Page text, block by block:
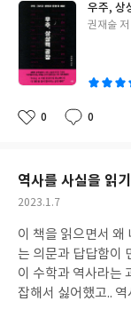
사는 거의 비슷한 순
있다. 아무리 크고 인구가 많아도 흥하는 나라도 결국에는 부패와 외
척과의 전쟁으로 망하
1명의 왕들의 이야
것을 볼수 있었다. 사람들의 욕심은 끝이 없고.. 사람들의 마음이 비
슷해서 그런지.. 결국은 잘되는 모습으로 나라가 발전하기 보다는 자
신들의 욕심을 채우기
느끼게 되었다. 반복되는 문제와 잘못을 인지하고 문제를 고쳐 나간
다면 역사는 올바른
지는 않으므로 역사
하는 것이 역사 임을 이 책
본.. 동양과 서양 나
을 때마다 느끼는 것은 비슷한 역사를 반복한
인지 한다면 아마도
들이 거의 다 우주
다.. 하지만 이 책은 전혀 달랐다.. 우주이야기에 대하여 제학적으로
내용으로 쓰여지거
으로 쓰여진 것이 아니라 우리가 우주에 대한 내용를 알기전에 알아
야 할 기본적인 내
던 기본적인 상식적인 이야기까지 다 들어있었다.. 이책의 챕터는 크
어서 순서적으로 읽어보 되고.. 저자의 말처
골라 읽어보 될정도로 내
야기의 시작부터 읽
이 책은 우리가 궁금
용부터 우주와 우주에서
지 순서적이면서 구체적으로
며 어떤 존재로 이루
우주, 상
글
권재술 저
좋
0
댓
0
작
역사를 사실을 읽
작
일
2023.1.7
이 책을 읽으면서 왜
는 의문과 답답함이 먼저 들었다. 학교 다
이 수학과 역사라는 과목을 싫어
잡해서 싫어했고.. 역사는 외워야 할것도 많고 참으로 우리나라 역사